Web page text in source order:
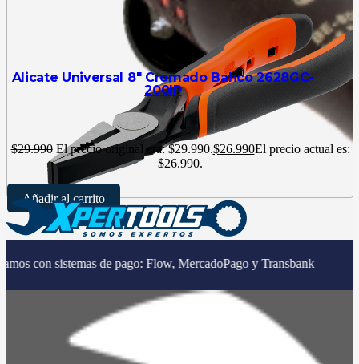
Alicate Universal 8″ Cromado Bahco 2628GC-
200IP
$29.990 El precio original era: $29.990.$26.990El precio actual es:
$26.990.
Añadir al carrito
de pago: Flow, MercadoPago y Transbank